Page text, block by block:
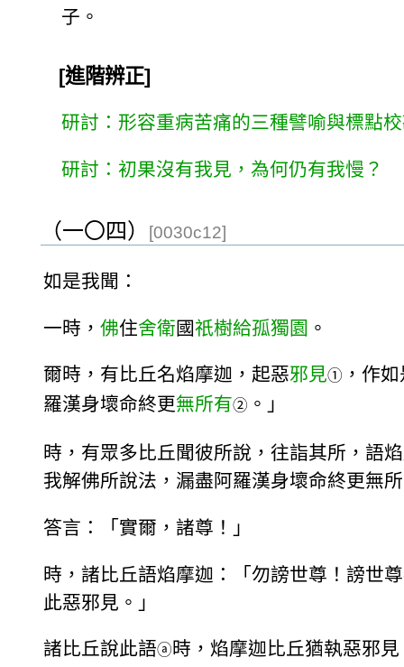
子。
[進階辨正]
研討：形容重病苦痛的三種譬喻與標點
研討：初果沒有我見，為何仍有我慢？
（一〇四） [0030c12]
如是我聞：
一時， 佛住舍衛國祇樹給孤獨園 。
爾時，有比丘名焰摩迦，起惡邪見① ，作
羅漢身壞命終更無所有② 。」
時，有眾多比丘聞彼所說，往詣其所，語
我解佛所說法，漏盡阿羅漢身壞命終更無
答言：「實爾，諸尊！」
時，諸比丘語焰摩迦：「勿謗世尊！謗世
此惡邪見。」
諸比丘說此語ⓐ 時，焰摩迦比丘猶執惡邪